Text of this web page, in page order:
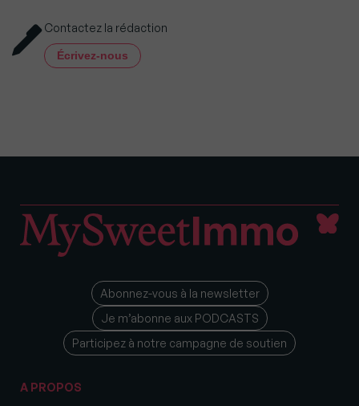
Contactez la rédaction
Écrivez-nous
Abonnez-vous à la newsletter
Je m’abonne aux PODCASTS
Participez à notre campagne de soutien
A PROPOS